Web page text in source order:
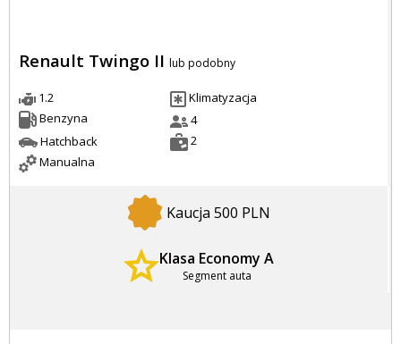
Renault Twingo II lub podobny
1.2
Benzyna
Hatchback
Manualna
Klimatyzacja
4
2
Kaucja 500 PLN
Klasa Economy A
Segment auta